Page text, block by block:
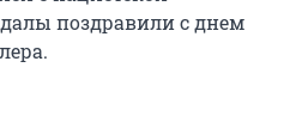
поздравили с днем